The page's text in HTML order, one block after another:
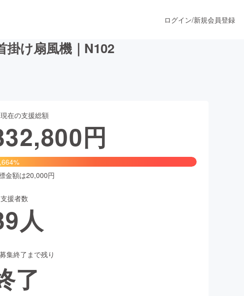
ス
ファッション
スケア
ログイン/新規会員登録
掛け扇風機｜N102
現在の支援総額
円
金額は20,000円
支援者数
人
募集終了まで残り
了